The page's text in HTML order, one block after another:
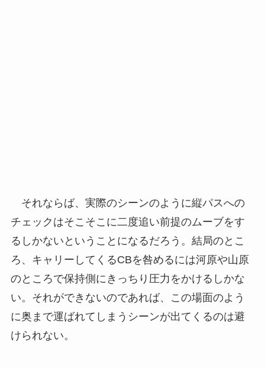
それならば、実際のシーンのように縦パスへの
チェックはそこそこに二度追い前提のムーブをす
るしかないということになるだろう。結局のとこ
ろ、キャリーしてくるCBを咎めるには河原や山原
のところで保持側にきっちり圧力をかけるしかな
い。それができないのであれば、この場面のよう
に奥まで運ばれてしまうシーンが出てくるのは避
けられない。